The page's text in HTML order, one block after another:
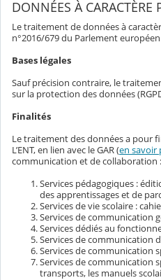
DONNÉES À CARACTÈRE
Le traitement de données à
n°2016/679 du Parlement
Bases légales
Sauf précision contraire, le
sur la protection des données
Finalités
Le traitement des données a pour
L’ENT, en lien avec le GAR (en savoir
communication et de collaboration :
Services pédagogiques :
des apprentissages et de
Services de vie scolaire :
Services de communication
Services dédiés au
Services de communication
Services de communication
Services de communication
transports, les manuels